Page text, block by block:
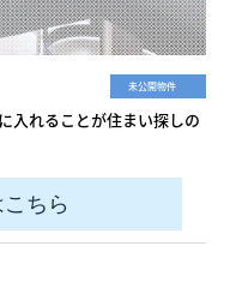
未公開物件
入れることが住まい探しの
ちら